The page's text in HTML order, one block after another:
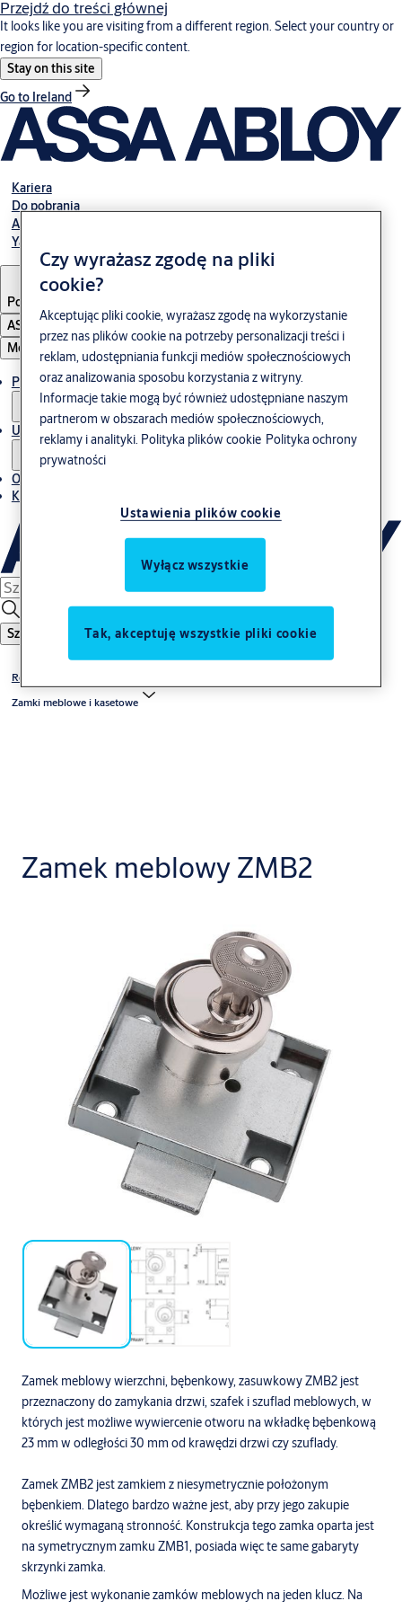
Przejdź do treści głównej
It looks like you are visiting from a different region. Select your country or
region for location-specific content.
Stay on this site
Go to Ireland
Kariera
Do pobrania
Abloy Polska
Yale Polska
Poland
ASSA ABLOY Group
Menu
Produkty i rozwiązania
Usługi
O nas
Kontakt
Szukaj
Rozwiązania mechaniczne
Zamki meblowe i kasetowe
Zamek meblowy ZMB2
Zamek meblowy wierzchni, bębenkowy, zasuwkowy ZMB2 jest
przeznaczony do zamykania drzwi, szafek i szuflad meblowych, w
których jest możliwe wywiercenie otworu na wkładkę bębenkową
23 mm w odległości 30 mm od krawędzi drzwi czy szuflady.
Zamek ZMB2 jest zamkiem z niesymetrycznie położonym
bębenkiem. Dlatego bardzo ważne jest, aby przy jego zakupie
określić wymaganą stronność. Konstrukcja tego zamka oparta jest
na symetrycznym zamku ZMB1, posiada więc te same gabaryty
skrzynki zamka.
Możliwe jest wykonanie zamków meblowych na jeden klucz. Na
Czy wyrażasz zgodę na pliki
cookie?
Akceptując pliki cookie, wyrażasz zgodę na wykorzystanie
przez nas plików cookie na potrzeby personalizacji treści i
reklam, udostępniania funkcji mediów społecznościowych
oraz analizowania sposobu korzystania z witryny.
Informacje takie mogą być również udostępniane naszym
partnerom w obszarach mediów społecznościowych,
reklamy i analityki. Polityka plików cookie Polityka ochrony
prywatności
Ustawienia plików cookie
Wyłącz wszystkie
Tak, akceptuję wszystkie pliki cookie